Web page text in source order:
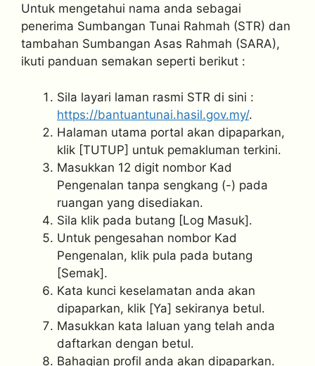
Untuk mengetahui nama anda sebagai
penerima Sumbangan Tunai Rahmah (STR) dan
tambahan Sumbangan Asas Rahmah (SARA),
ikuti panduan semakan seperti berikut :
Sila layari laman rasmi STR di sini :
https://bantuantunai.hasil.gov.my/.
Halaman utama portal akan dipaparkan,
klik [TUTUP] untuk pemakluman terkini.
Masukkan 12 digit nombor Kad
Pengenalan tanpa sengkang (-) pada
ruangan yang disediakan.
Sila klik pada butang [Log Masuk].
Untuk pengesahan nombor Kad
Pengenalan, klik pula pada butang
[Semak].
Kata kunci keselamatan anda akan
dipaparkan, klik [Ya] sekiranya betul.
Masukkan kata laluan yang telah anda
daftarkan dengan betul.
Bahagian profil anda akan dipaparkan.